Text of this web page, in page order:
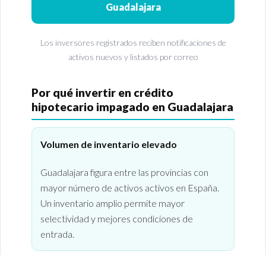
Guadalajara
Los inversores registrados reciben notificaciones de
activos nuevos y listados por correo
Por qué invertir en crédito
hipotecario impagado en Guadalajara
Volumen de inventario elevado
Guadalajara figura entre las provincias con
mayor número de activos activos en España.
Un inventario amplio permite mayor
selectividad y mejores condiciones de
entrada.